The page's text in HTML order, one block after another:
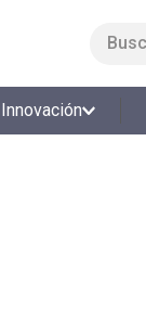
Innovación